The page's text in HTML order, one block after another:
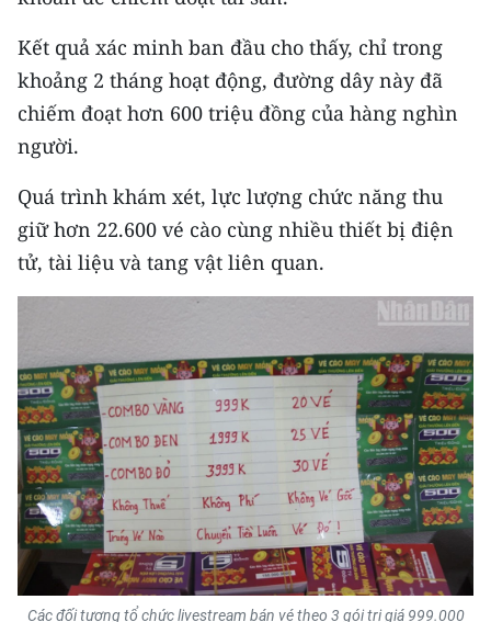
中文
FRANÇAIS
ESPAÑOL
한국어
Kết quả xác minh ban đầu cho thấy, chỉ trong
khoảng 2 tháng hoạt động, đường dây này đã
chiếm đoạt hơn 600 triệu đồng của hàng nghìn
người.
Quá trình khám xét, lực lượng chức năng thu
giữ hơn 22.600 vé cào cùng nhiều thiết bị điện
tử, tài liệu và tang vật liên quan.
Các đối tượng tổ chức livestream bán vé theo 3 gói trị giá 999.000